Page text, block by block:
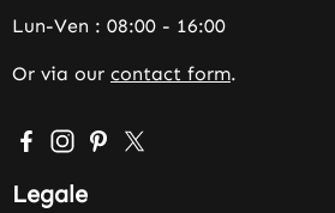
Lun-Ven : 08:00 - 16:00
Or via our contact form.
Visit us on Facebook – opens in
Check us out on Instagram –
Get inspired on Pinterest
Follow us on X –
Legale